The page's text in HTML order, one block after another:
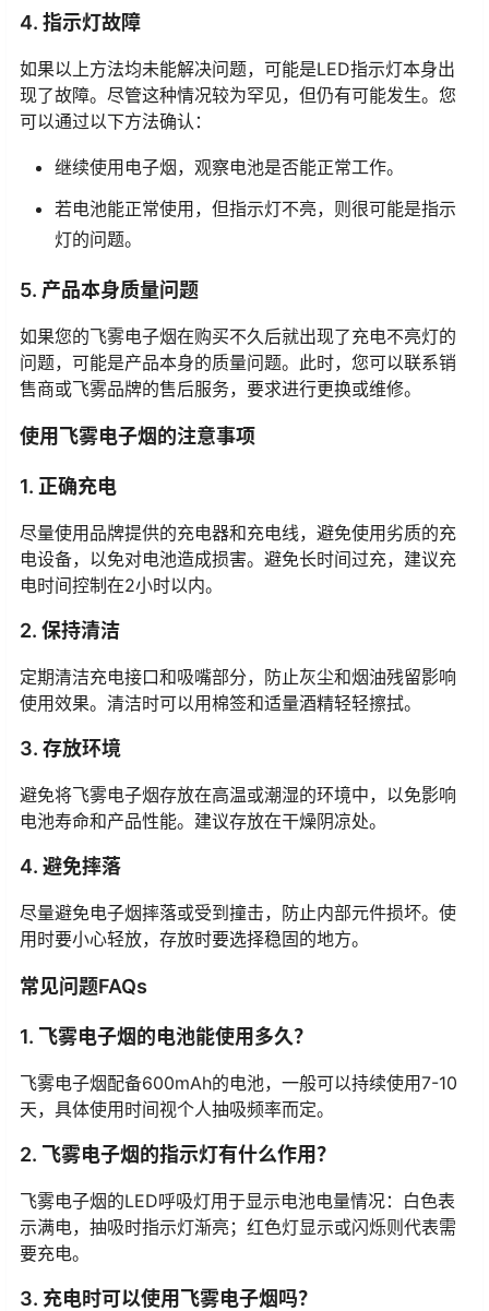
4. 指示灯故障
如果以上方法均未能解决问题，可能是LED指示灯本身出
现了故障。尽管这种情况较为罕见，但仍有可能发生。您
可以通过以下方法确认：
继续使用电子烟，观察电池是否能正常工作。
若电池能正常使用，但指示灯不亮，则很可能是指示
灯的问题。
5. 产品本身质量问题
如果您的飞雾电子烟在购买不久后就出现了充电不亮灯的
问题，可能是产品本身的质量问题。此时，您可以联系销
售商或飞雾品牌的售后服务，要求进行更换或维修。
使用飞雾电子烟的注意事项
1. 正确充电
尽量使用品牌提供的充电器和充电线，避免使用劣质的充
电设备，以免对电池造成损害。避免长时间过充，建议充
电时间控制在2小时以内。
2. 保持清洁
定期清洁充电接口和吸嘴部分，防止灰尘和烟油残留影响
使用效果。清洁时可以用棉签和适量酒精轻轻擦拭。
3. 存放环境
避免将飞雾电子烟存放在高温或潮湿的环境中，以免影响
电池寿命和产品性能。建议存放在干燥阴凉处。
4. 避免摔落
尽量避免电子烟摔落或受到撞击，防止内部元件损坏。使
用时要小心轻放，存放时要选择稳固的地方。
常见问题FAQs
1. 飞雾电子烟的电池能使用多久？
飞雾电子烟配备600mAh的电池，一般可以持续使用7-10
天，具体使用时间视个人抽吸频率而定。
2. 飞雾电子烟的指示灯有什么作用？
飞雾电子烟的LED呼吸灯用于显示电池电量情况：白色表
示满电，抽吸时指示灯渐亮；红色灯显示或闪烁则代表需
要充电。
3. 充电时可以使用飞雾电子烟吗？